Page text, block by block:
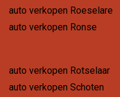
auto verkopen Roeselare
auto verkopen Ronse
auto verkopen Rotselaar
auto verkopen Schoten